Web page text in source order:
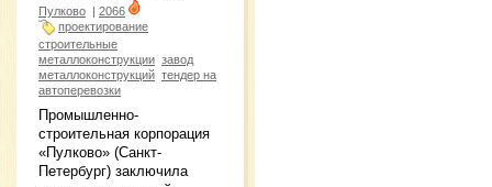
Пулково | 2066
проектирование
строительные
металлоконструкции завод
металлоконструкций тендер на
автоперевозки
Промышленно-
строительная корпорация
«Пулково» (Санкт-
Петербург) заключила